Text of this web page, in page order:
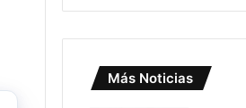
Más Noticias